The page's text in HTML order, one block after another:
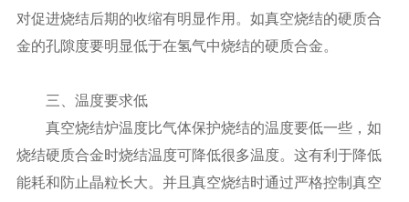
对促进烧结后期的收缩有明显作用。如真空烧结的硬质合
金的孔隙度要明显低于在氢气中烧结的硬质合金。
三、温度要求低
真空烧结炉温度比气体保护烧结的温度要低一些，如
烧结硬质合金时烧结温度可降低很多温度。这有利于降低
能耗和防止晶粒长大。并且真空烧结时通过严格控制真空